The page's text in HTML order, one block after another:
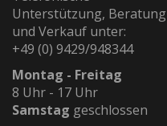
Unterstützung, Beratung
und Verkauf unter:
+49 (0) 9429/948344
Montag - Freitag
8 Uhr - 17 Uhr
Samstag geschlossen